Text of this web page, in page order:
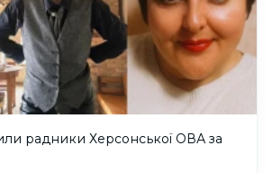
радники Херсонської ОВА за